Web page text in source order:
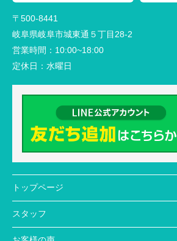
〒500-8441
岐阜県岐阜市城東通５丁目28-2
営業時間： 10:00~18:00
定休日： 水曜日
トップページ
スタッフ